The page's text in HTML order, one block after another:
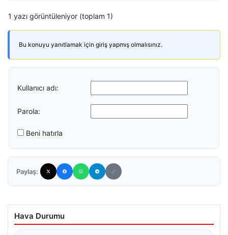
1 yazı görüntüleniyor (toplam 1)
Bu konuyu yanıtlamak için giriş yapmış olmalısınız.
Kullanıcı adı:
Parola:
Beni hatırla
Paylaş:
Hava Durumu